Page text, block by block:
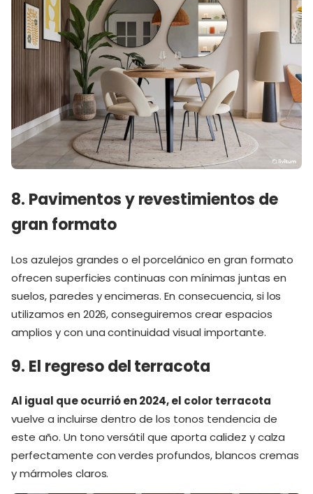
8. Pavimentos y revestimientos de
gran formato
Los azulejos grandes o el porcelánico en gran formato
ofrecen superficies continuas con mínimas juntas en
suelos, paredes y encimeras. En consecuencia, si los
utilizamos en 2026, conseguiremos crear espacios
amplios y con una continuidad visual importante.
9. El regreso del terracota
Al igual que ocurrió en 2024, el color terracota
vuelve a incluirse dentro de los tonos tendencia de
este año. Un tono versátil que aporta calidez y calza
perfectamente con verdes profundos, blancos cremas
y mármoles claros.